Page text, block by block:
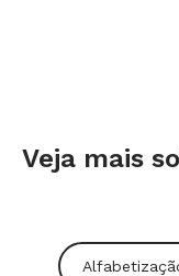
mas de todos
em todas as
com um
Veja mais